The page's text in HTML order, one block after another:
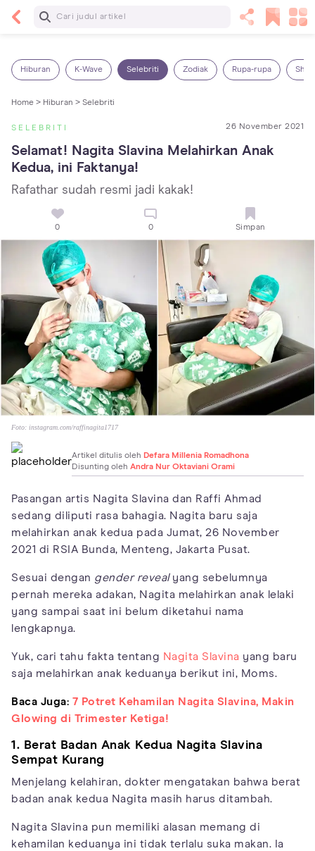
Baca Selanjutnya
Hiburan K-Wave Selebriti Zodiak Rupa-rupa
Home > Hiburan > Selebriti
SELEBRITI 26 November 2021
Selamat! Nagita Slavina Melahirkan Anak
Kedua, ini Faktanya!
Rafathar sudah resmi jadi kakak!
0 0 Simpan
Foto: instagram.com/raffinagita1717
Artikel ditulis oleh Defara Millenia Romadhona
Disunting oleh Andra Nur Oktaviani Orami
Pasangan artis Nagita Slavina dan Raffi Ahmad
sedang diliputi rasa bahagia. Nagita baru saja
melahirkan anak kedua pada Jumat, 26 November
2021 di RSIA Bunda, Menteng, Jakarta Pusat.
Sesuai dengan gender revealyang sebelumnya
pernah mereka adakan, Nagita melahirkan anak lelaki
yang sampai saat ini belum diketahui nama
lengkapnya.
Yuk, cari tahu fakta tentang Nagita Slavina yang baru
saja melahirkan anak keduanya berikut ini, Moms.
Baca Juga: 7 Potret Kehamilan Nagita Slavina, Makin
Glowing di Trimester Ketiga!
1. Berat Badan Anak Kedua Nagita Slavina
Sempat Kurang
Menjelang kelahiran, dokter mengatakan bahwa berat
badan anak kedua Nagita masih harus ditambah.
Nagita Slavina pun memiliki alasan memang di
kehamilan keduanya ini tidak terlalu suka makan. Ia